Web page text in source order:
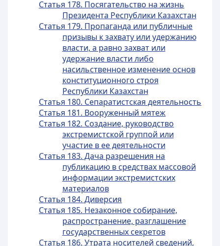
Статья 178. Посягательство на жизнь
Президента Республики Казахстан
Статья 179. Пропаганда или публичные
призывы к захвату или удержанию
власти, а равно захват или
удержание власти либо
насильственное изменение основ
конституционного строя
Республики Казахстан
Статья 180. Сепаратистская деятельность
Статья 181. Вооруженный мятеж
Статья 182. Создание, руководство
экстремистской группой или
участие в ее деятельности
Статья 183. Дача разрешения на
публикацию в средствах массовой
информации экстремистских
материалов
Статья 184. Диверсия
Статья 185. Незаконное собирание,
распространение, разглашение
государственных секретов
Статья 186. Утрата носителей сведений,